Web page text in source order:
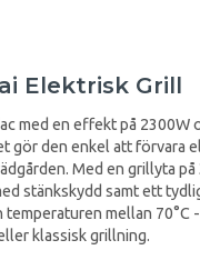
Elektrisk Grill
med en effekt på 2300W
gör den enkel att förvara
Med en grillyta på
stänkskydd samt ett
mellan 70°C -
klassisk grillning.